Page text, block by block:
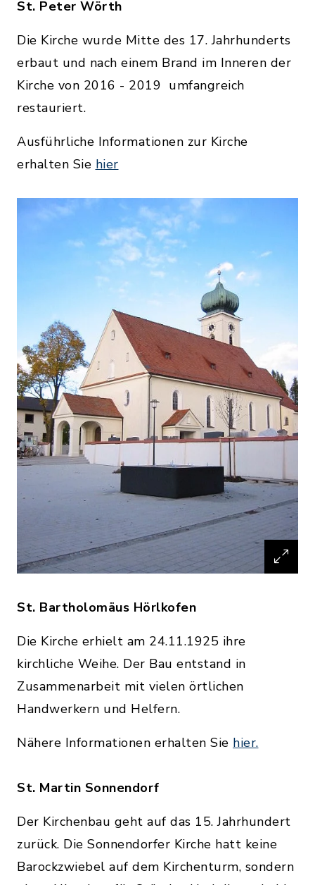
St. Peter Wörth
Die Kirche wurde Mitte des 17. Jahrhunderts
erbaut und nach einem Brand im Inneren der
Kirche von 2016 - 2019 umfangreich
restauriert.
Ausführliche Informationen zur Kirche
erhalten Sie hier
St. Bartholomäus Hörlkofen
Die Kirche erhielt am 24.11.1925 ihre
kirchliche Weihe. Der Bau entstand in
Zusammenarbeit mit vielen örtlichen
Handwerkern und Helfern.
Nähere Informationen erhalten Sie hier.
St. Martin Sonnendorf
Der Kirchenbau geht auf das 15. Jahrhundert
zurück. Die Sonnendorfer Kirche hatt keine
Barockzwiebel auf dem Kirchenturm, sondern